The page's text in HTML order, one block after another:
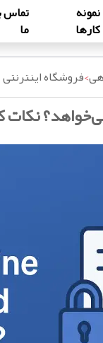
نمونه
کارها
تماس
ما
>فروشگاه
نکات